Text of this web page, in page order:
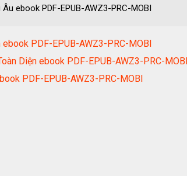
ebook PDF-EPUB-AWZ3-PRC-MOBI
ebook PDF-EPUB-AWZ3-PRC-MOBI
Diện ebook PDF-EPUB-AWZ3-PRC-MOBI
PDF-EPUB-AWZ3-PRC-MOBI